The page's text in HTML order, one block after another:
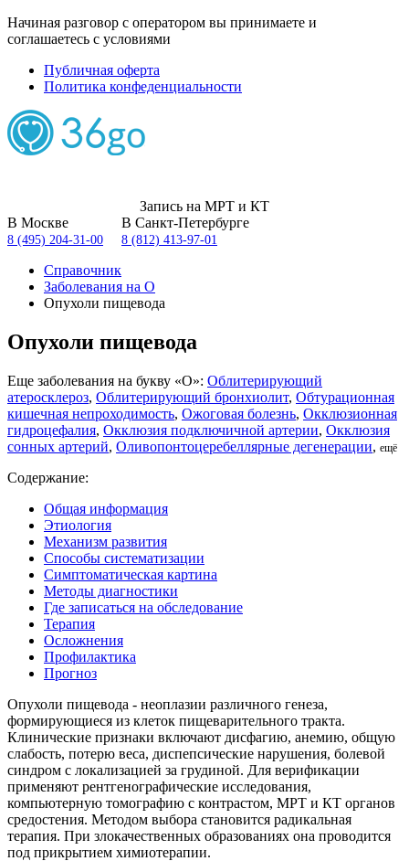
Начиная разговор с оператором вы принимаете и
соглашаетесь с условиями
Публичная оферта
Политика конфеденциальности
Запись на МРТ и КТ
В Москве
8 (495) 204-31-00
В Санкт-Петербурге
8 (812) 413-97-01
Справочник
Заболевания на О
Опухоли пищевода
Опухоли пищевода
Еще заболевания на букву «О»: Облитерирующий
атеросклероз, Облитерирующий бронхиолит, Обтурационная
кишечная непроходимость, Ожоговая болезнь, Окклюзионная
гидроцефалия, Окклюзия подключичной артерии, Окклюзия
сонных артерий, Оливопонтоцеребеллярные дегенерации, ещё
Содержание:
Общая информация
Этиология
Механизм развития
Способы систематизации
Симптоматическая картина
Методы диагностики
Где записаться на обследование
Терапия
Осложнения
Профилактика
Прогноз
Опухоли пищевода - неоплазии различного генеза,
формирующиеся из клеток пищеварительного тракта.
Клинические признаки включают дисфагию, анемию, общую
слабость, потерю веса, диспепсические нарушения, болевой
синдром с локализацией за грудиной. Для верификации
применяют рентгенографические исследования,
компьютерную томографию с контрастом, МРТ и КТ органов
средостения. Методом выбора становится радикальная
терапия. При злокачественных образованиях она проводится
под прикрытием химиотерапии.